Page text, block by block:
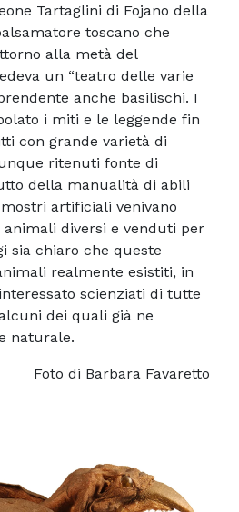
Tartaglini di Fojano della
toscano che
alla metà del
un “teatro delle varie
anche basilischi. I
i miti e le leggende fin
con grande varietà di
ritenuti fonte di
della manualità di abili
artificiali venivano
diversi e venduti per
sia chiaro che queste
realmente esistiti, in
scienziati di tutte
dei quali già ne
naturale.
Foto di Barbara Favaretto